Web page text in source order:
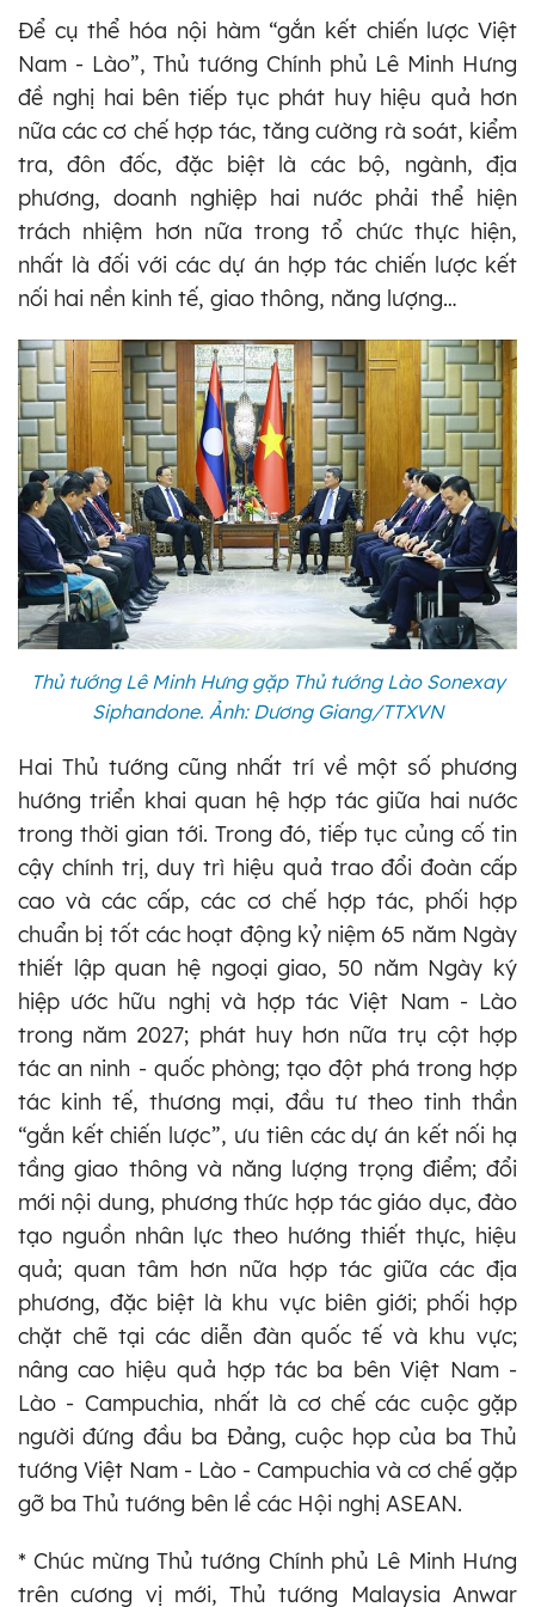
Để cụ thể hóa nội hàm “gắn kết chiến lược Việt
Nam - Lào”, Thủ tướng Chính phủ Lê Minh Hưng
đề nghị hai bên tiếp tục phát huy hiệu quả hơn
nữa các cơ chế hợp tác, tăng cường rà soát, kiểm
tra, đôn đốc, đặc biệt là các bộ, ngành, địa
phương, doanh nghiệp hai nước phải thể hiện
trách nhiệm hơn nữa trong tổ chức thực hiện,
nhất là đối với các dự án hợp tác chiến lược kết
nối hai nền kinh tế, giao thông, năng lượng…
Thủ tướng Lê Minh Hưng gặp Thủ tướng Lào Sonexay
Siphandone. Ảnh: Dương Giang/TTXVN
Hai Thủ tướng cũng nhất trí về một số phương
hướng triển khai quan hệ hợp tác giữa hai nước
trong thời gian tới. Trong đó, tiếp tục củng cố tin
cậy chính trị, duy trì hiệu quả trao đổi đoàn cấp
cao và các cấp, các cơ chế hợp tác, phối hợp
chuẩn bị tốt các hoạt động kỷ niệm 65 năm Ngày
thiết lập quan hệ ngoại giao, 50 năm Ngày ký
hiệp ước hữu nghị và hợp tác Việt Nam - Lào
trong năm 2027; phát huy hơn nữa trụ cột hợp
tác an ninh - quốc phòng; tạo đột phá trong hợp
tác kinh tế, thương mại, đầu tư theo tinh thần
“gắn kết chiến lược”, ưu tiên các dự án kết nối hạ
tầng giao thông và năng lượng trọng điểm; đổi
mới nội dung, phương thức hợp tác giáo dục, đào
tạo nguồn nhân lực theo hướng thiết thực, hiệu
quả; quan tâm hơn nữa hợp tác giữa các địa
phương, đặc biệt là khu vực biên giới; phối hợp
chặt chẽ tại các diễn đàn quốc tế và khu vực;
nâng cao hiệu quả hợp tác ba bên Việt Nam -
Lào - Campuchia, nhất là cơ chế các cuộc gặp
người đứng đầu ba Đảng, cuộc họp của ba Thủ
tướng Việt Nam - Lào - Campuchia và cơ chế gặp
gỡ ba Thủ tướng bên lề các Hội nghị ASEAN.
* Chúc mừng Thủ tướng Chính phủ Lê Minh Hưng
trên cương vị mới, Thủ tướng Malaysia Anwar